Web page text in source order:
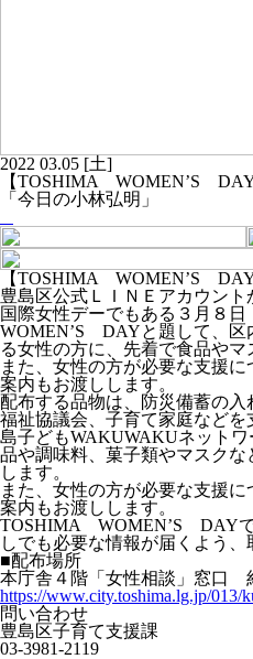
2022 03.05 [土]
【TOSHIMA WOMEN’S DAY
「今日の小林弘明」
【TOSHIMA WOMEN’S DAY
豊島区公式ＬＩＮＥアカウント
国際女性デーでもある３月８
WOMEN’S DAYと題して、区
る女性の方に、先着で食品やマ
また、女性の方が必要な支援
案内もお渡しします。
配布する品物は、防災備蓄の
福祉協議会、子育て家庭など
島子どもWAKUWAKUネット
品や調味料、菓子類やマスクな
します。
また、女性の方が必要な支援
案内もお渡しします。
TOSHIMA WOMEN’S DAY
しでも必要な情報が届くよう、
■配布場所
本庁舎４階「女性相談」窓口
https://www.city.toshima.lg.jp/013/
問い合わせ
豊島区子育て支援課
03-3981-2119